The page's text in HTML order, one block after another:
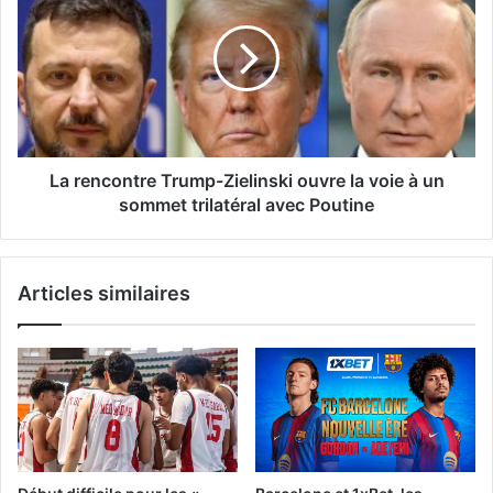
Trump-
Zielinski
ouvre
la
voie
un
sommetLa rencontre Trump-Zielinski ouvre la voie à un
sommet trilatéral avec Poutine
Articles similaires